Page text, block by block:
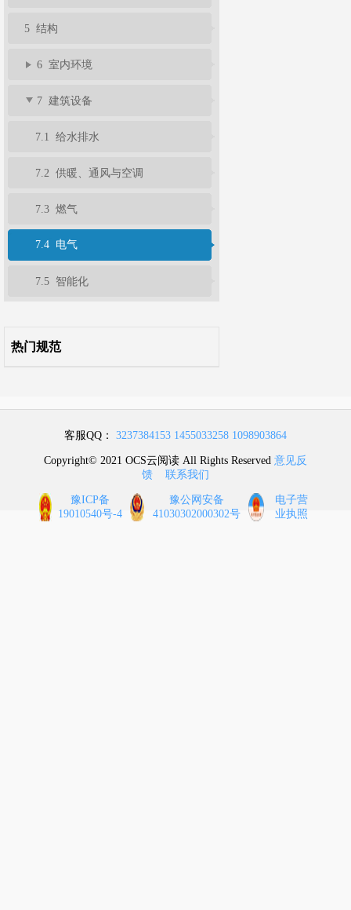
5 结构
6 室内环境
7 建筑设备
7.1 给水排水
7.2 供暖、通风与空调
7.3 燃气
7.4 电气
7.5 智能化
热门规范
客服QQ： 3237384153 1455033258 1098903864
Copyright© 2021 OCS云阅读 All Rights Reserved 意见反
馈
联系我们
豫ICP备
19010540号-4
豫公网安备
41030302000302号
电子营
业执照